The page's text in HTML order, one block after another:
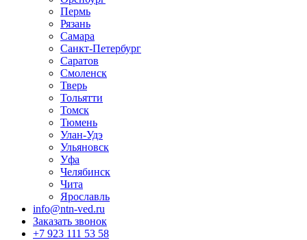
Пермь
Рязань
Самара
Санкт-Петербург
Саратов
Смоленск
Тверь
Тольятти
Томск
Тюмень
Улан-Удэ
Ульяновск
Уфа
Челябинск
Чита
Ярославль
info@ntn-ved.ru
Заказать звонок
+7 923 111 53 58